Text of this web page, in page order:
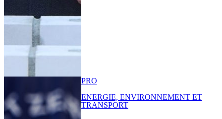
PRO
ENERGIE, ENVIRONNEMENT ET
TRANSPORT